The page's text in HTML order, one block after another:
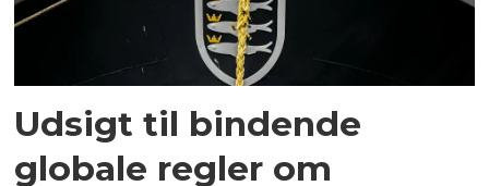
Udsigt til bindende
globale regler om